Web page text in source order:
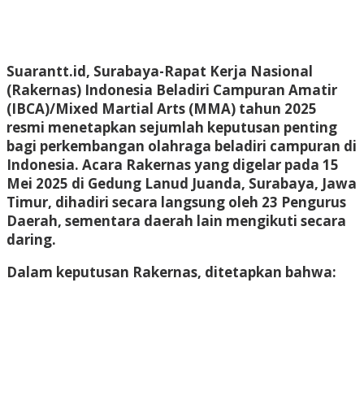
Suarantt.id, Surabaya-Rapat Kerja Nasional
(Rakernas) Indonesia Beladiri Campuran Amatir
(IBCA)/Mixed Martial Arts (MMA) tahun 2025
resmi menetapkan sejumlah keputusan penting
bagi perkembangan olahraga beladiri campuran di
Indonesia. Acara Rakernas yang digelar pada 15
Mei 2025 di Gedung Lanud Juanda, Surabaya, Jawa
Timur, dihadiri secara langsung oleh 23 Pengurus
Daerah, sementara daerah lain mengikuti secara
daring.
Dalam keputusan Rakernas, ditetapkan bahwa: